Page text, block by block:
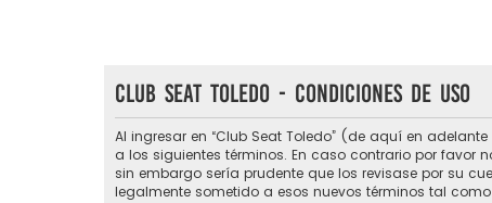
Club Seat Toledo - Condiciones de uso
Al ingresar en “Club Seat Toledo” (de aquí en adelante
a los siguientes términos. En caso contrario por favor
sin embargo sería prudente que los revisase por su
legalmente sometido a esos nuevos términos tal